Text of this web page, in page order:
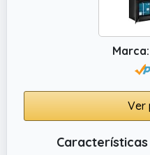
Ver